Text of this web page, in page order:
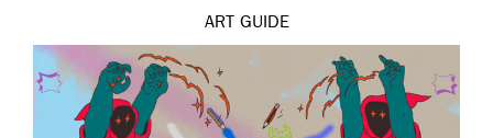
ART GUIDE